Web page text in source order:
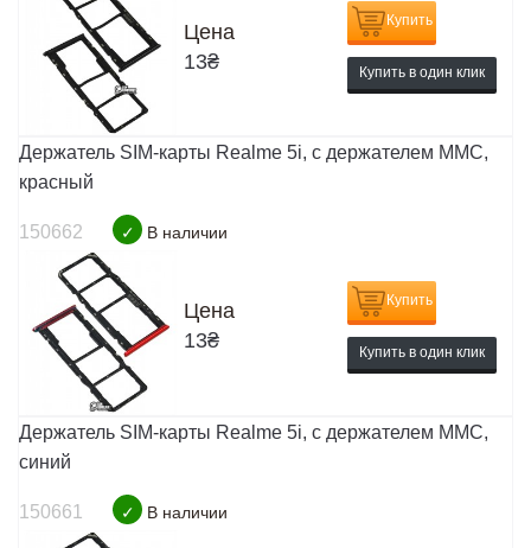
Цена
13₴
Купить
Купить в один клик
Держатель SIM-карты Realme 5i, c держателем MMC,
красный
150662 ✓ В наличии
Цена
13₴
Купить
Купить в один клик
Держатель SIM-карты Realme 5i, c держателем MMC,
синий
150661 ✓ В наличии